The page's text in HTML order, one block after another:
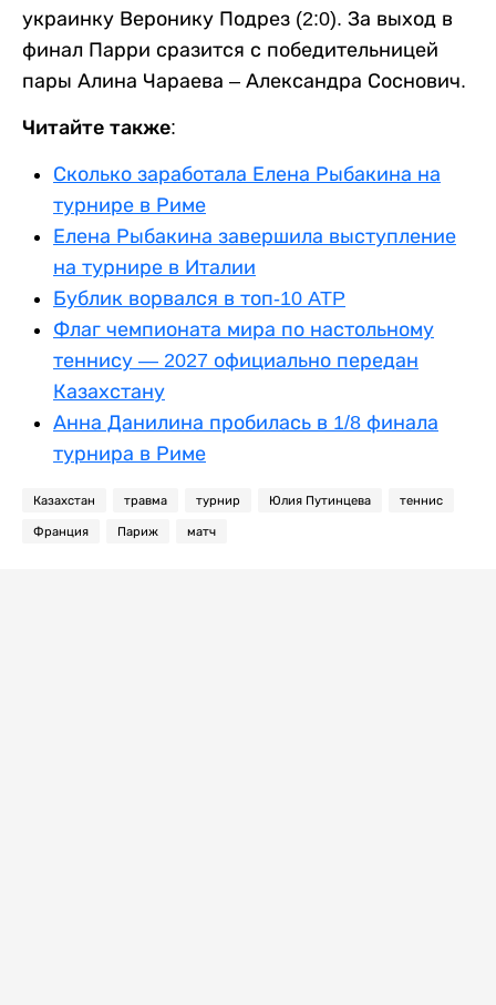
украинку Веронику Подрез (2:0). За выход в
финал Парри сразится с победительницей
пары Алина Чараева – Александра Соснович.
Читайте также:
Сколько заработала Елена Рыбакина на
турнире в Риме
Елена Рыбакина завершила выступление
на турнире в Италии
Бублик ворвался в топ-10 ATP
Флаг чемпионата мира по настольному
теннису — 2027 официально передан
Казахстану
Анна Данилина пробилась в 1/8 финала
турнира в Риме
Казахстан травма турнир Юлия Путинцева теннис
Франция Париж матч